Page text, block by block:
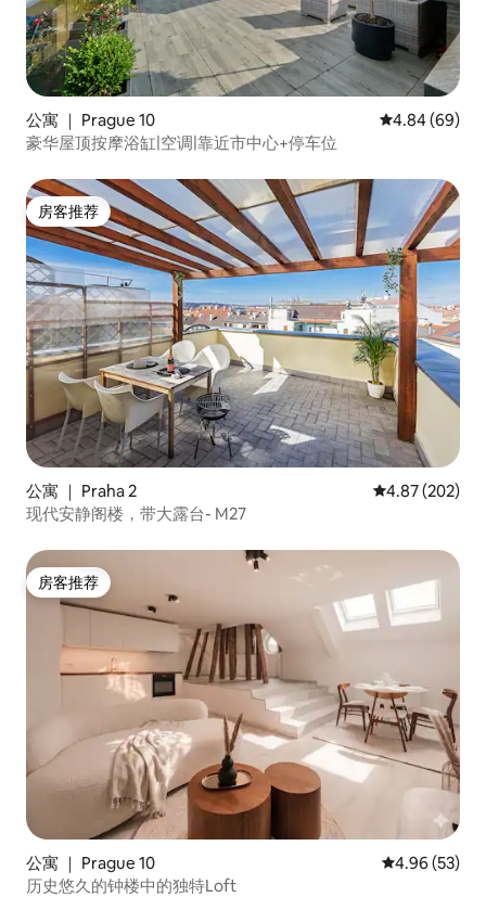
公寓 ｜ Prague 10 平均评分 4.84
4.84 (69)
豪华屋顶按摩浴缸|空调|靠近市中心+停车位
房客推荐
房客推荐
公寓 ｜ Praha 2 平均评分 4.87
4.87 (202)
现代安静阁楼，带大露台- M27
房客推荐
房客推荐
公寓 ｜ Prague 10 平均评分
4.96 (53)
历史悠久的钟楼中的独特Loft